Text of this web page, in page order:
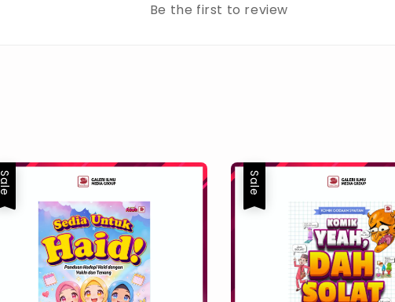
Be the first to review
Sale Sale